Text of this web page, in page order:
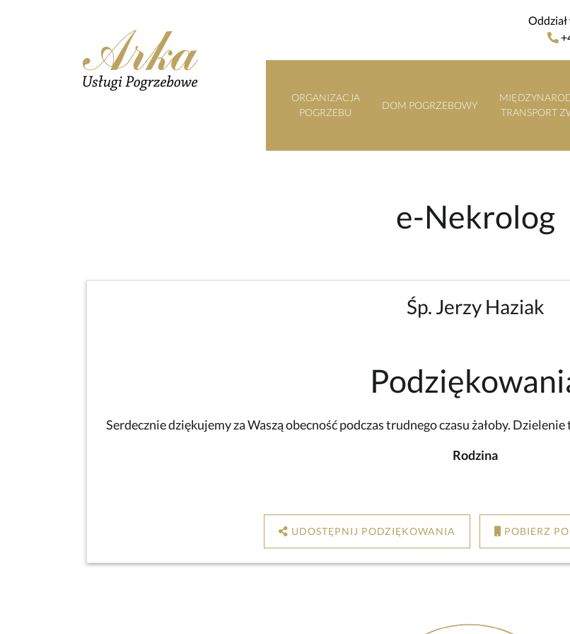
ORGANIZACJA
POGRZEBU
DOM POGRZEBOWY
TRANSPORT
e-Nekrolog
Śp. Jerzy Haziak
Serdecznie dziękujemy za Waszą obecność podczas trudnego czasu żałoby.
Rodzina
UDOSTĘPNIJ PODZIĘKOWANIA POBIERZ